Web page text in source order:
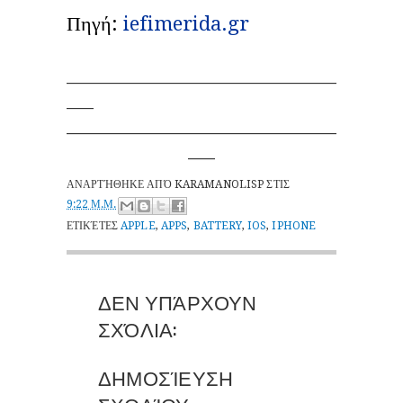
Πηγή: iefimerida.gr
ΑΝΑΡΤΉΘΗΚΕ ΑΠΌ KARAMANOLISP ΣΤΙΣ
9:22 Μ.Μ.
ΕΤΙΚΈΤΕΣAPPLE, APPS, BATTERY, IOS,IPHONE
ΔΕΝ ΥΠΆΡΧΟΥΝ
ΣΧΌΛΙΑ:
ΔΗΜΟΣΊΕΥΣΗ